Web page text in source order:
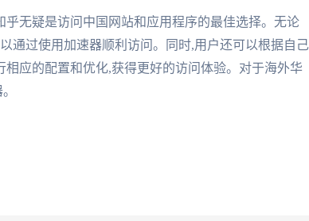
乎无疑是访问中国网站和应用程序的最佳选择。无论
通过使用加速器顺利访问。同时,用户还可以根据自己
应的配置和优化,获得更好的访问体验。对于海外华